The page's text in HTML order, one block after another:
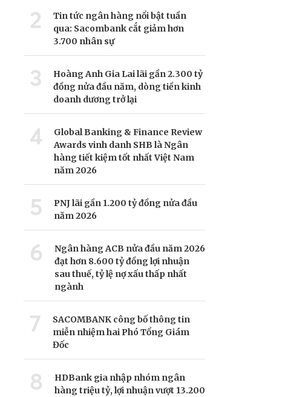
2
Tin tức ngân hàng nổi bật tuần
qua: Sacombank cắt giảm hơn
3.700 nhân sự
3
Hoàng Anh Gia Lai lãi gần 2.300 tỷ
đồng nửa đầu năm, dòng tiền kinh
doanh dương trở lại
4
Global Banking & Finance Review
Awards vinh danh SHB là Ngân
hàng tiết kiệm tốt nhất Việt Nam
năm 2026
5
PNJ lãi gần 1.200 tỷ đồng nửa đầu
năm 2026
6
Ngân hàng ACB nửa đầu năm 2026
đạt hơn 8.600 tỷ đồng lợi nhuận
sau thuế, tỷ lệ nợ xấu thấp nhất
ngành
7
SACOMBANK công bố thông tin
miễn nhiệm hai Phó Tổng Giám
Đốc
8
HDBank gia nhập nhóm ngân
hàng triệu tỷ, lợi nhuận vượt 13.200